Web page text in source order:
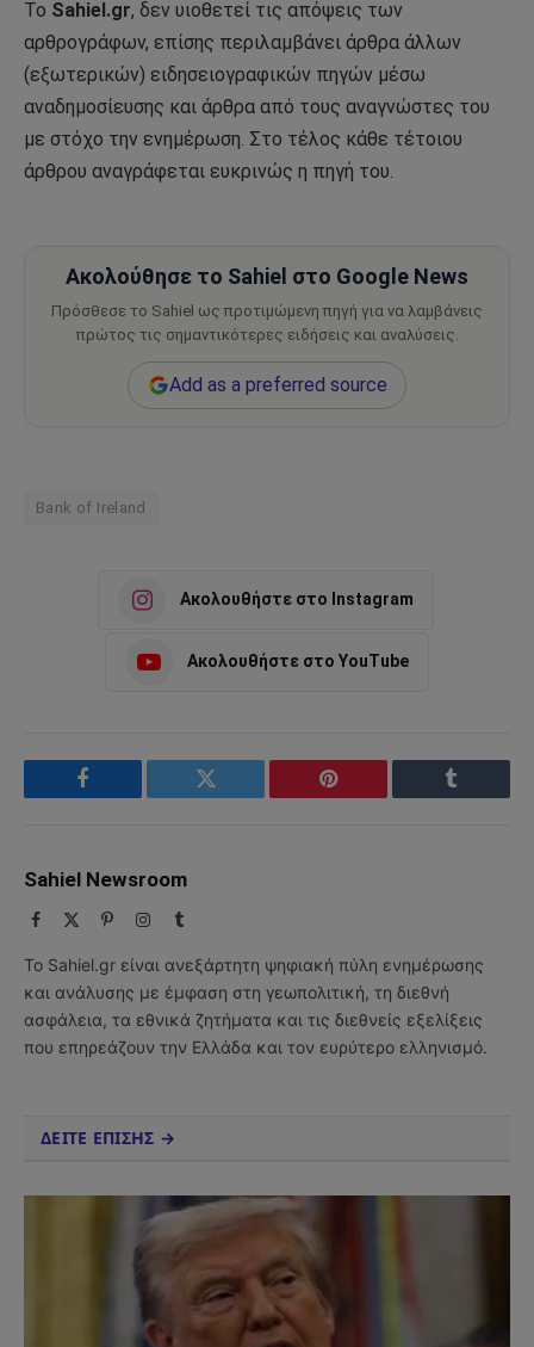
Το Sahiel.gr, δεν υιοθετεί τις απόψεις των
αρθρογράφων, επίσης περιλαμβάνει άρθρα άλλων
(εξωτερικών) ειδησειογραφικών πηγών μέσω
αναδημοσίευσης και άρθρα από τους αναγνώστες του
με στόχο την ενημέρωση. Στο τέλος κάθε τέτοιου
άρθρου αναγράφεται ευκρινώς η πηγή του.
Ακολούθησε το Sahiel στο Google News
Πρόσθεσε το Sahiel ως προτιμώμενη πηγή για να λαμβάνεις
πρώτος τις σημαντικότερες ειδήσεις και αναλύσεις.
Add as a preferred source
Bank of Ireland
Ακολουθήστε στο Instagram
Ακολουθήστε στο YouTube
Facebook Twitter Pinterest Tumblr
Sahiel Newsroom
Facebook PinterestInstagram
Tumblr
Το Sahiel.gr είναι ανεξάρτητη ψηφιακή πύλη ενημέρωσης
και ανάλυσης με έμφαση στη γεωπολιτική, τη διεθνή
ασφάλεια, τα εθνικά ζητήματα και τις διεθνείς εξελίξεις
που επηρεάζουν την Ελλάδα και τον ευρύτερο ελληνισμό.
ΔΕΙΤΕ ΕΠΙΣΗΣ →